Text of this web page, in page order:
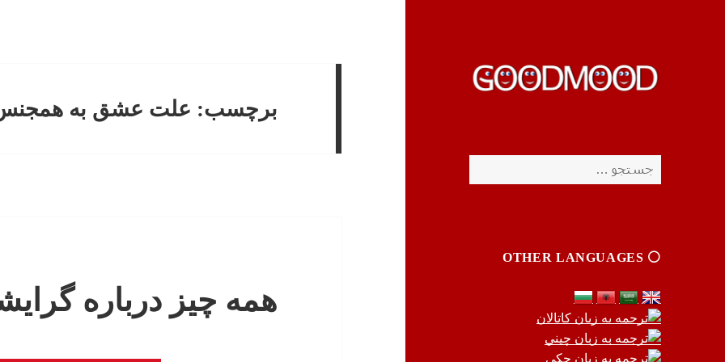
برای:
⚪️ OTHER LANGUAGES
برچسب: علت عشق به
همه چیز درباره